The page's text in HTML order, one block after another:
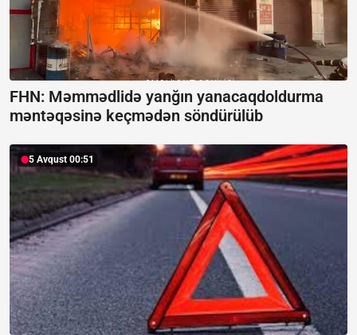
FHN: Məmmədlidə yanğın yanacaqdoldurma
məntəqəsinə keçmədən söndürülüb
5 Avqust 00:51